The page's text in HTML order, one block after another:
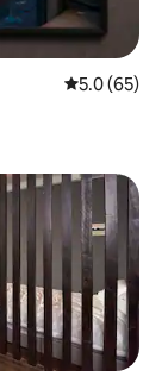
レビュー65
5.0 (65)